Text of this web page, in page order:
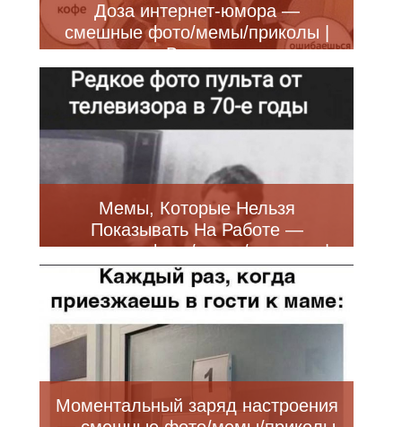
Доза интернет-юмора —
смешные фото/мемы/приколы |
Bugaga
Мемы, Которые Нельзя
Показывать На Работе —
смешные фото/мемы/приколы |
Bugaga
Моментальный заряд настроения